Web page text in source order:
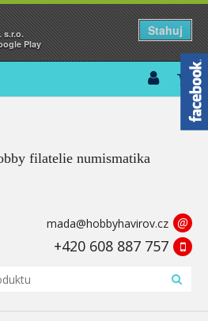
s.r.o.
Play
Stahuj
filatelie numismatika
mada@hobbyhavirov.cz @
+420 608 887 757